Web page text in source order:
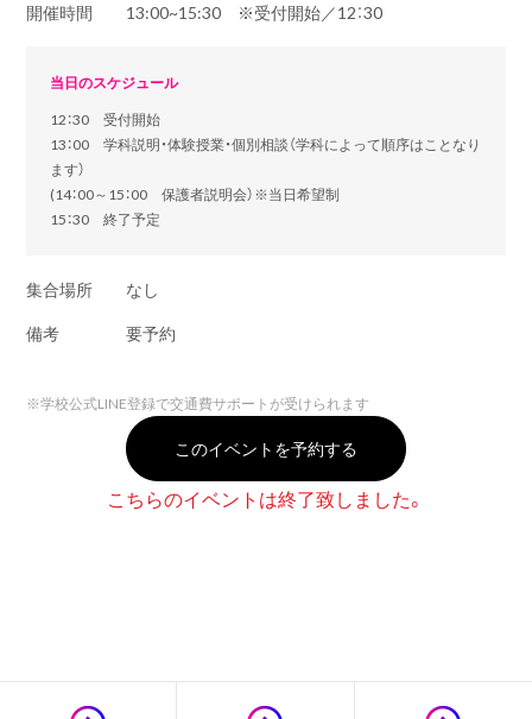
開催時間
13:00~15:30 ※受付開始／12：30
当日のスケジュール
12：30 受付開始
13：00 学科説明・体験授業・個別相談（学科によって順序はことなり
ます）
(14：00～15：00 保護者説明会）※当日希望制
15：30 終了予定
集合場所
なし
備考
要予約
※学校公式LINE登録で交通費サポートが受けられます
このイベントを予約する
こちらのイベントは終了致しました。